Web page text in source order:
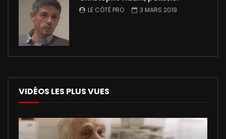
LE CÔTÉ PRO 3 MARS 2019
VIDÉOS LES PLUS VUES